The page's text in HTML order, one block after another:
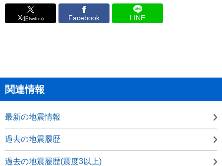
X(旧twitter) Facebook LINE
関連情報
最新の地震情報
過去の地震履歴
過去の地震履歴(震度3以上)